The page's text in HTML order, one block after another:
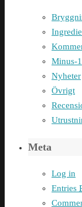
Minus-1
Nyheter
Övrigt
Meta
Log in
Entries